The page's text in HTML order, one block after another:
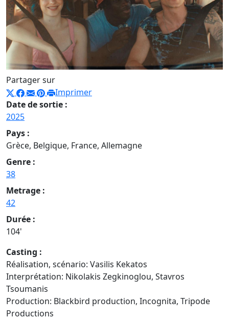
Partager sur
Imprimer
Date de sortie :
2025
Pays :
Grèce, Belgique, France, Allemagne
Genre :
38
Metrage :
42
Durée :
104'
Casting :
Réalisation, scénario: Vasilis Kekatos
Interprétation: Nikolakis Zegkinoglou, Stavros
Tsoumanis
Production: Blackbird production, Incognita, Tripode
Productions